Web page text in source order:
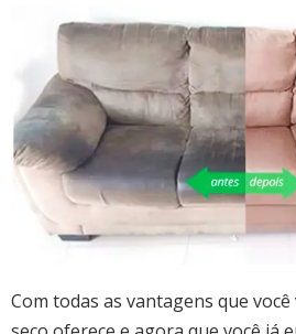
Com todas as vantagens que